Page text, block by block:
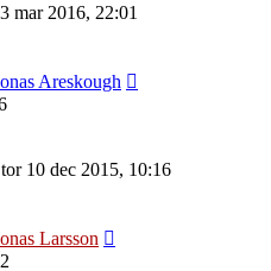
mar 2016, 22:01
Areskough
tor 10 dec 2015, 10:16
Larsson